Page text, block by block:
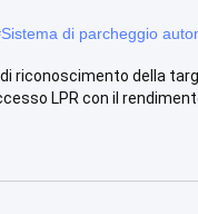
Sistema di parcheggio
della
LPR con il rendimento